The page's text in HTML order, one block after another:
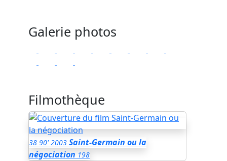
Galerie photos
Filmothèque
38 90' 2003 Saint-Germain ou la
négociation 198